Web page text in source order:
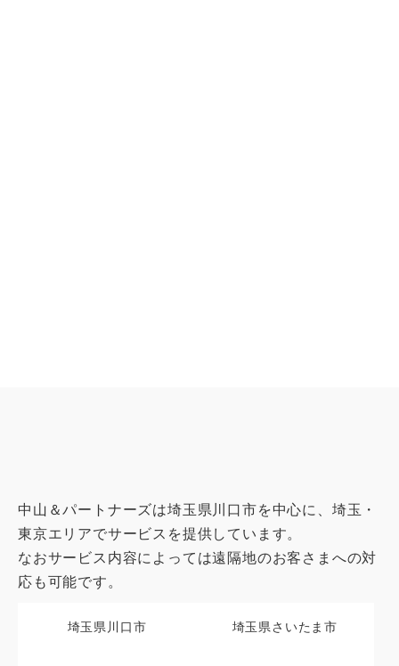
中山＆パートナーズは埼玉県川口市を中心に、埼玉・
東京エリアでサービスを提供しています。
なおサービス内容によっては遠隔地のお客さまへの対
応も可能です。
埼玉県川口市 埼玉県さいたま市